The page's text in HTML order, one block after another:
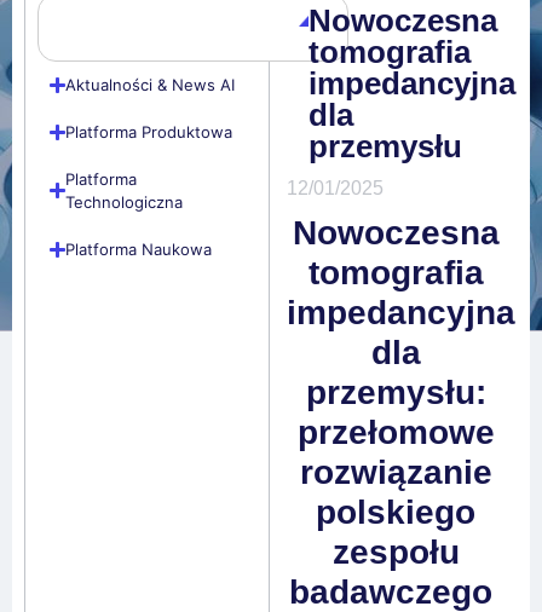
Aktualności & News AI
Platforma Produktowa
Platforma
Technologiczna
Platforma Naukowa
Nowoczesna
tomografia
impedancyjna
dla
przemysłu
12/01/2025
Nowoczesna
tomografia
impedancyjna
dla
przemysłu:
przełomowe
rozwiązanie
polskiego
zespołu
badawczego